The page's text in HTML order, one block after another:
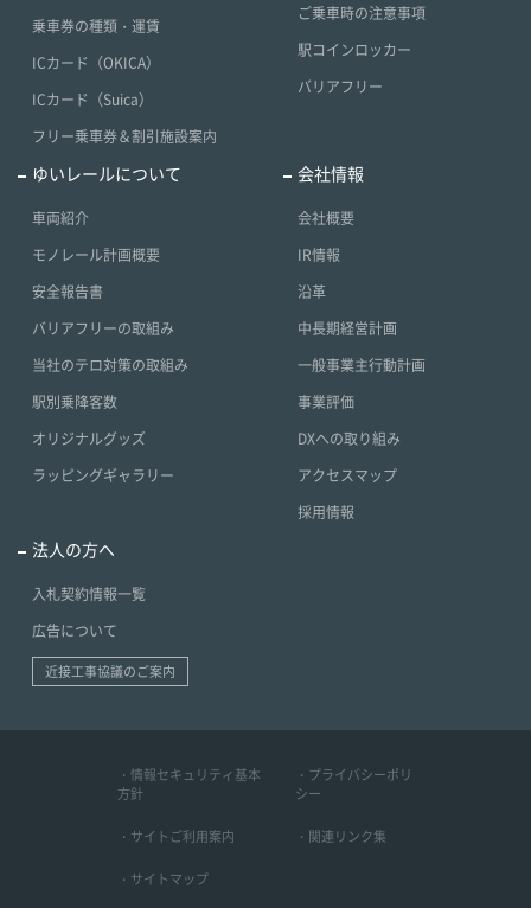
乗車券の種類・運賃
ICカード（OKICA）
ICカード（Suica）
フリー乗車券＆割引施設案内
ご乗車時の注意事項
駅コインロッカー
バリアフリー
ゆいレールについて
車両紹介
モノレール計画概要
安全報告書
バリアフリーの取組み
当社のテロ対策の取組み
駅別乗降客数
オリジナルグッズ
ラッピングギャラリー
会社情報
会社概要
IR情報
沿革
中長期経営計画
一般事業主行動計画
事業評価
DXへの取り組み
アクセスマップ
採用情報
法人の方へ
入札契約情報一覧
広告について
近接工事協議のご案内
・情報セキュリティ基本
方針
・プライバシーポリ
シー
・サイトご利用案内 ・関連リンク集
・サイトマップ